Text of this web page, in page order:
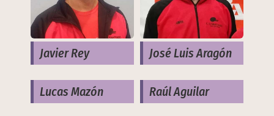
Javier Rey José Luis Aragón
Lucas Mazón Raúl Aguilar